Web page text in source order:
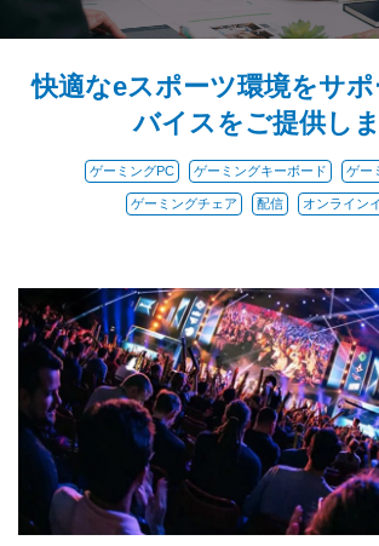
快適なeスポーツ環境をサ
バイスをご提供し
ゲーミングPC ゲーミングキーボード ゲー
ゲーミングチェア 配信 オンライン